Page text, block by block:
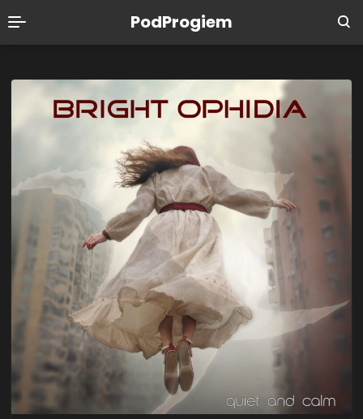
PodProgiem